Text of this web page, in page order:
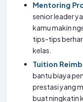
Mentoring
senior leader
kamu makin
tips-tips
kelas.
Tuition
bantu biaya
prestasi yang
buat ningkatin